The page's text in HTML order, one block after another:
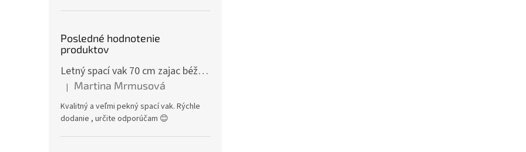
Posledné hodnotenie
produktov
Letný spací vak 70 cm zajac béžový zips na boku
Hodnotenie produktu je 5 z 5 hviezdičiek.
| Martina Mrmusová
Kvalitný a veľmi pekný spací vak. Rýchle
dodanie , určite odporúčam 😊